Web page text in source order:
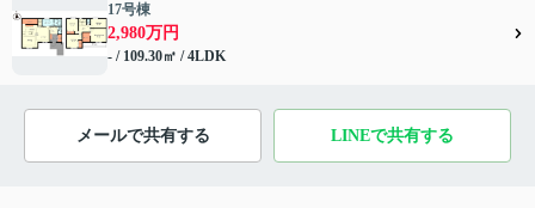
17号棟
2,980万円
- / 109.30㎡ / 4LDK
メールで共有する LINEで共有する